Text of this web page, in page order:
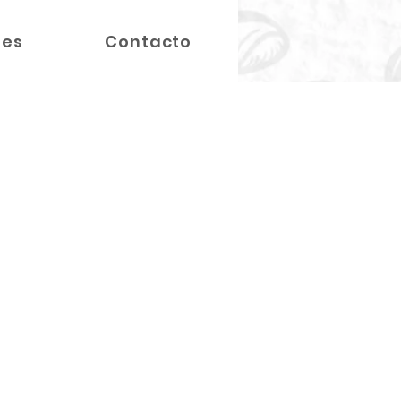
Contacto